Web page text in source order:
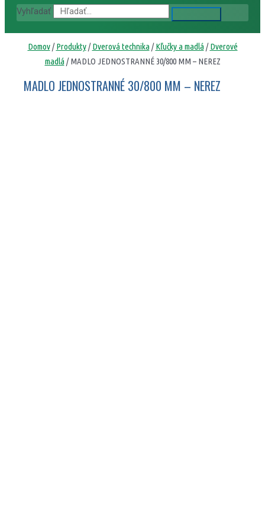
Vyhľadať
Domov/Produkty/Dverová technika /Kľučky a madlá /Dverové
madlá / MADLO JEDNOSTRANNÉ 30/800 MM – NEREZ
MADLO JEDNOSTRANNÉ 30/800 MM – NEREZ